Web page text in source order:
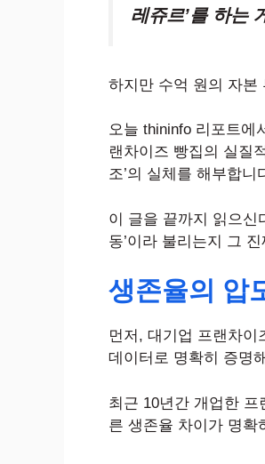
레쥬르’를 하는
하지만 수억 원의 자본
오늘 thininfo 리포트에
랜차이즈 빵집의 실질
조’의 실체를 해부합니
이 글을 끝까지 읽으신
동’이라 불리는지 그
생존율의 압
먼저, 대기업 프랜차이
데이터로 명확히 증명
최근 10년간 개업한
른 생존율 차이가 명확